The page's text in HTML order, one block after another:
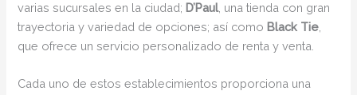
varias sucursales en la ciudad; D’Paul, una tienda con gran
trayectoria y variedad de opciones; así como Black Tie
que ofrece un servicio personalizado de renta y venta.
Cada uno de estos establecimientos proporciona una